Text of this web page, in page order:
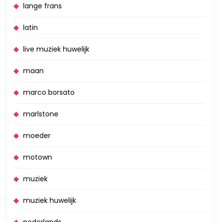
lange frans
latin
live muziek huwelijk
maan
marco borsato
marlstone
moeder
motown
muziek
muziek huwelijk